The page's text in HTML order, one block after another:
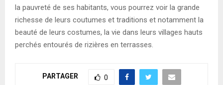
la pauvreté de ses habitants, vous pourrez voir la grande
richesse de leurs coutumes et traditions et notamment la
beauté de leurs costumes, la vie dans leurs villages hauts
perchés entourés de rizières en terrasses.
PARTAGER 0